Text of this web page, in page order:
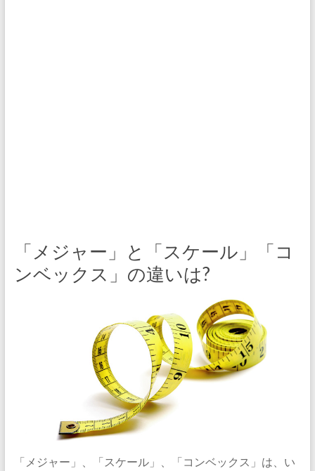
「メジャー」と「スケール」「コ
ンベックス」の違いは?
「メジャー」、「スケール」、「コンベックス」は、い